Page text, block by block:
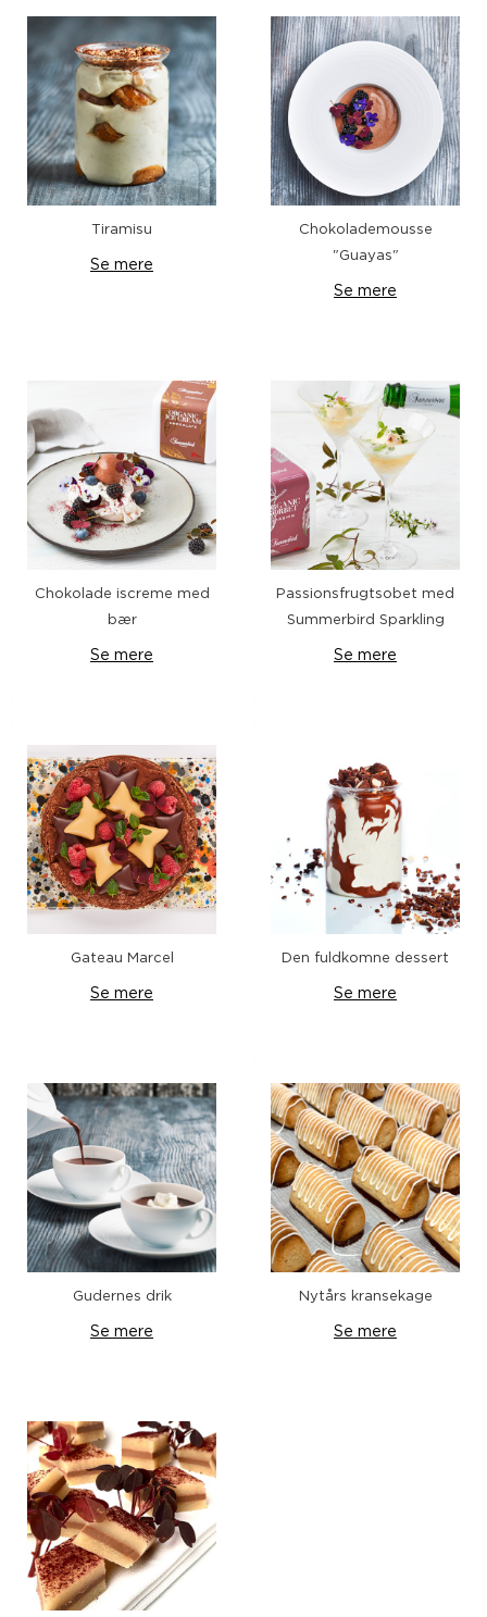
Tiramisu
Se mere
Chokolademousse
"Guayas"
Se mere
Chokolade iscreme med
bær
Se mere
Passionsfrugtsobet med
Summerbird Sparkling
Se mere
Gateau Marcel
Se mere
Den fuldkomne dessert
Se mere
Gudernes drik
Se mere
Nytårs kransekage
Se mere